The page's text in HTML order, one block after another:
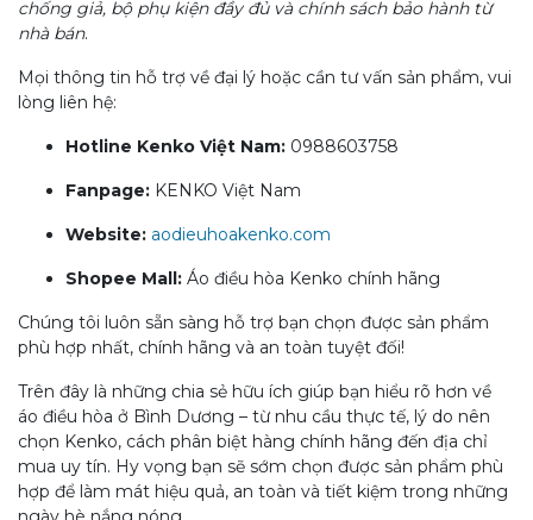
chống giả, bộ phụ kiện đầy đủ và chính sách bảo hành từ
nhà bán.
Mọi thông tin hỗ trợ về đại lý hoặc cần tư vấn sản phẩm, vui
lòng liên hệ:
Hotline Kenko Việt Nam: 0988603758
Fanpage: KENKO Việt Nam
Website: aodieuhoakenko.com
Shopee Mall: Áo điều hòa Kenko chính hãng
Chúng tôi luôn sẵn sàng hỗ trợ bạn chọn được sản phẩm
phù hợp nhất, chính hãng và an toàn tuyệt đối!
Trên đây là những chia sẻ hữu ích giúp bạn hiểu rõ hơn về
áo điều hòa ở Bình Dương – từ nhu cầu thực tế, lý do nên
chọn Kenko, cách phân biệt hàng chính hãng đến địa chỉ
mua uy tín. Hy vọng bạn sẽ sớm chọn được sản phẩm phù
hợp để làm mát hiệu quả, an toàn và tiết kiệm trong những